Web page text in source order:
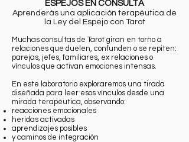
ESPEJOS EN CONSULTA
Aprenderás una aplicación terapéutica de
la Ley del Espejo con Tarot
Muchas consultas de Tarot giran en torno a
relaciones que duelen, confunden o se repiten:
parejas, jefes, familiares, ex relaciones o
vínculos que activan emociones intensas.
En este laboratorio exploraremos una tirada
diseñada para leer esos vínculos desde una
mirada terapéutica, observando:
reacciones emocionales
heridas activadas
aprendizajes posibles
y caminos de integración